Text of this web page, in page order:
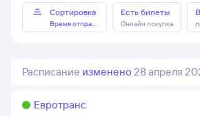
Сортировка
Время отправления
Есть билеты
Онлайн покупка
Расписание изменено 28 апреля
Евротранс